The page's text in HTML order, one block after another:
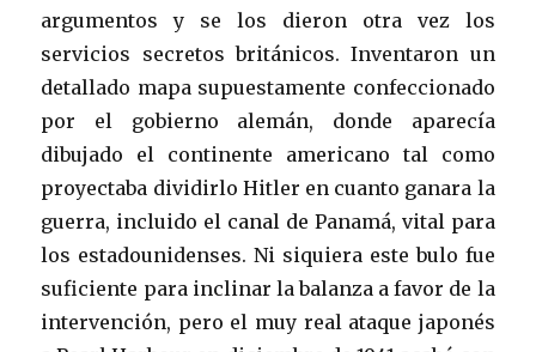
argumentos y se los dieron otra vez los
servicios secretos británicos. Inventaron un
detallado mapa supuestamente confeccionado
por el gobierno alemán, donde aparecía
dibujado el continente americano tal como
proyectaba dividirlo Hitler en cuanto ganara la
guerra, incluido el canal de Panamá, vital para
los estadounidenses. Ni siquiera este bulo fue
suficiente para inclinar la balanza a favor de la
intervención, pero el muy real ataque japonés